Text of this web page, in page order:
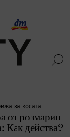
за косата
от розмарин
Как действа?